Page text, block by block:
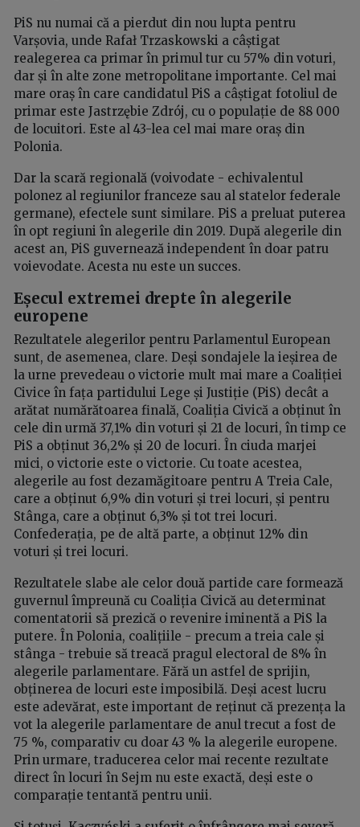
PiS nu numai că a pierdut din nou lupta pentru
Varșovia, unde Rafał Trzaskowski a câștigat
realegerea ca primar în primul tur cu 57% din voturi,
dar și în alte zone metropolitane importante. Cel mai
mare oraș în care candidatul PiS a câștigat fotoliul de
primar este Jastrzębie Zdrój, cu o populație de 88 000
de locuitori. Este al 43-lea cel mai mare oraș din
Polonia.
Dar la scară regională (voivodate - echivalentul
polonez al regiunilor franceze sau al statelor federale
germane), efectele sunt similare. PiS a preluat puterea
în opt regiuni în alegerile din 2019. După alegerile din
acest an, PiS guvernează independent în doar patru
voievodate. Acesta nu este un succes.
Eșecul extremei drepte în alegerile
europene
Rezultatele alegerilor pentru Parlamentul European
sunt, de asemenea, clare. Deși sondajele la ieșirea de
la urne prevedeau o victorie mult mai mare a Coaliției
Civice în fața partidului Lege și Justiție (PiS) decât a
arătat numărătoarea finală, Coaliția Civică a obținut în
cele din urmă 37,1% din voturi și 21 de locuri, în timp ce
PiS a obținut 36,2% și 20 de locuri. În ciuda marjei
mici, o victorie este o victorie. Cu toate acestea,
alegerile au fost dezamăgitoare pentru A Treia Cale,
care a obținut 6,9% din voturi și trei locuri, și pentru
Stânga, care a obținut 6,3% și tot trei locuri.
Confederația, pe de altă parte, a obținut 12% din
voturi și trei locuri.
Rezultatele slabe ale celor două partide care formează
guvernul împreună cu Coaliția Civică au determinat
comentatorii să prezică o revenire iminentă a PiS la
putere. În Polonia, coalițiile - precum a treia cale și
stânga - trebuie să treacă pragul electoral de 8% în
alegerile parlamentare. Fără un astfel de sprijin,
obținerea de locuri este imposibilă. Deși acest lucru
este adevărat, este important de reținut că prezența la
vot la alegerile parlamentare de anul trecut a fost de
75 %, comparativ cu doar 43 % la alegerile europene.
Prin urmare, traducerea celor mai recente rezultate
direct în locuri în Sejm nu este exactă, deși este o
comparație tentantă pentru unii.